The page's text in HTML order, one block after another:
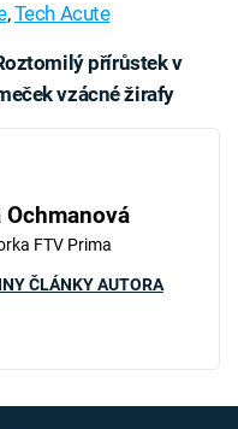
,Tech Acute
přírůstek v
vzácné žirafy
Ochmanová
FTV Prima
ČLÁNKY AUTORA